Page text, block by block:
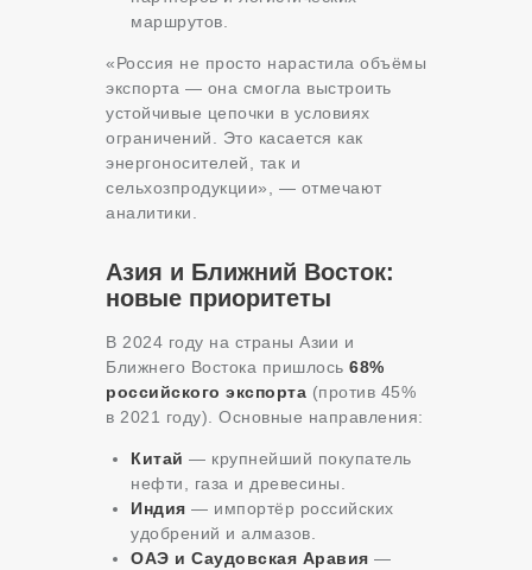
маршрутов.
«Россия не просто нарастила объёмы
экспорта — она смогла выстроить
устойчивые цепочки в условиях
ограничений. Это касается как
энергоносителей, так и
сельхозпродукции», — отмечают
аналитики.
Азия и Ближний Восток:
новые приоритеты
В 2024 году на страны Азии и
Ближнего Востока пришлось 68%
российского экспорта (против 45%
в 2021 году). Основные направления:
Китай — крупнейший покупатель
нефти, газа и древесины.
Индия — импортёр российских
удобрений и алмазов.
ОАЭ и Саудовская Аравия —